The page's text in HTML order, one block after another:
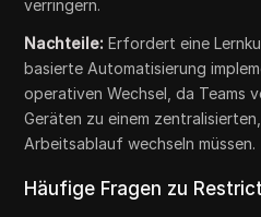
verringern.
Nachteile: Erfordert eine
basierte Automatisierung
operativen Wechsel, da Teams
Geräten zu einem
Arbeitsablauf wechseln müssen.
Häufige Fragen zu